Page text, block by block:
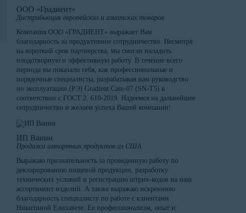
ООО «Градиент»
Дистрибьюция европейских и азиатских товаров
Компания ООО «ГРАДИЕНТ» выражает Вам
благодарность за продуктивное сотрудничество. Несмотря
на короткий срок партнерства, мы смогли наладить
плодотворную и эффективную работу. В течение всего
периода вы показали себя, как профессиональные и
порядочные специалисты, разрабатывая нам руководство
по эксплуатации (РЭ) Gradient Cam-07 (SN-T5) в
соответствии с ГОСТ 2. 610-2019. Надеемся на дальнейшее
сотрудничество и желаем успеха Вашей компании!
ИП Ванин
Продажа импортных продуктов из США
Выражаю признательность за проведенную работу по
декларированию пищевой продукции, разработку
технических условий и регистрацию штрих-кодов на наш
ассортимент изделий. А также выражаю искреннюю
благодарность специалисту по работе с клиентами
Никитиной Елизавете. Ее профессионализм, опыт и